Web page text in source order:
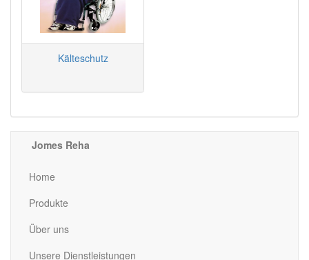
Kälteschutz
Jomes Reha
Home
Produkte
Über uns
Unsere Dienstleistungen